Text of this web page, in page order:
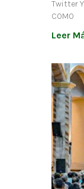
Twitter
COMO
Leer